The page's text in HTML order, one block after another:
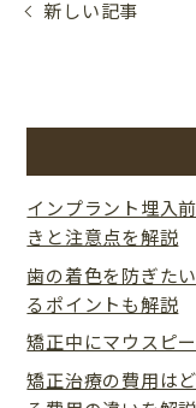
新しい記事
インプラント埋入
きと注意点を解説
歯の着色を防ぎた
るポイントも解説
矯正中にマウスピ
矯正治療の費用は